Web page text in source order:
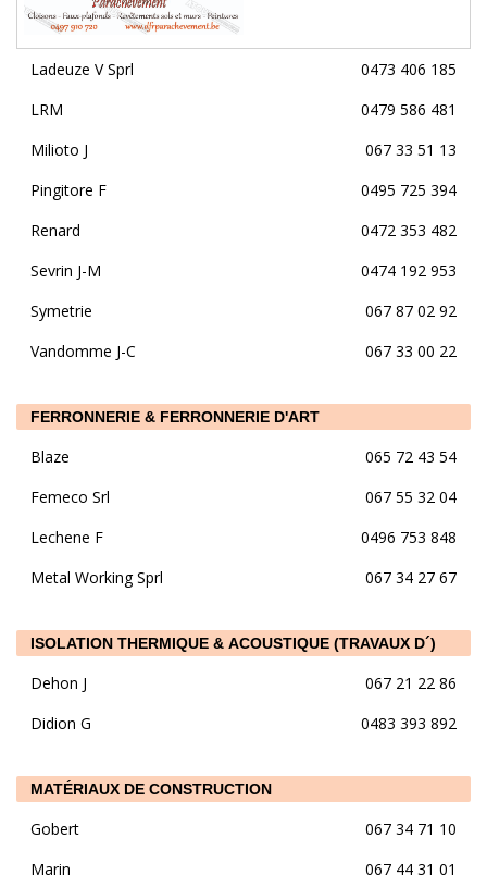
Ladeuze V Sprl
0473 406 185
LRM
0479 586 481
Milioto J
067 33 51 13
Pingitore F
0495 725 394
Renard
0472 353 482
Sevrin J-M
0474 192 953
Symetrie
067 87 02 92
Vandomme J-C
067 33 00 22
FERRONNERIE & FERRONNERIE D'ART
Blaze
065 72 43 54
Femeco Srl
067 55 32 04
Lechene F
0496 753 848
Metal Working Sprl
067 34 27 67
ISOLATION THERMIQUE & ACOUSTIQUE (TRAVAUX D´)
Dehon J
067 21 22 86
Didion G
0483 393 892
MATÉRIAUX DE CONSTRUCTION
Gobert
067 34 71 10
Marin
067 44 31 01